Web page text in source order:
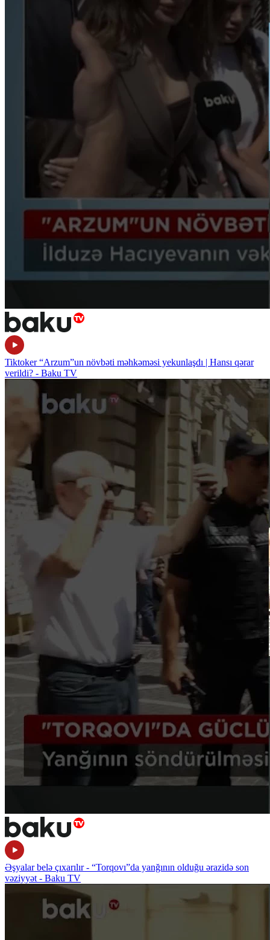
Tiktoker “Arzum”un növbəti məhkəməsi yekunlaşdı | Hansı qərar
verildi? - Baku TV
Əşyalar belə çıxarılır - “Torqovı”da yanğının olduğu ərazidə son
vəziyyət - Baku TV